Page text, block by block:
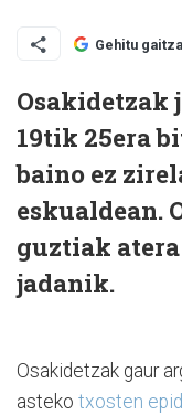
Gehitu
19tik 25era
baino ez
eskualdean.
guztiak
jadanik.
Osakidetzak gaur
asteko txosten